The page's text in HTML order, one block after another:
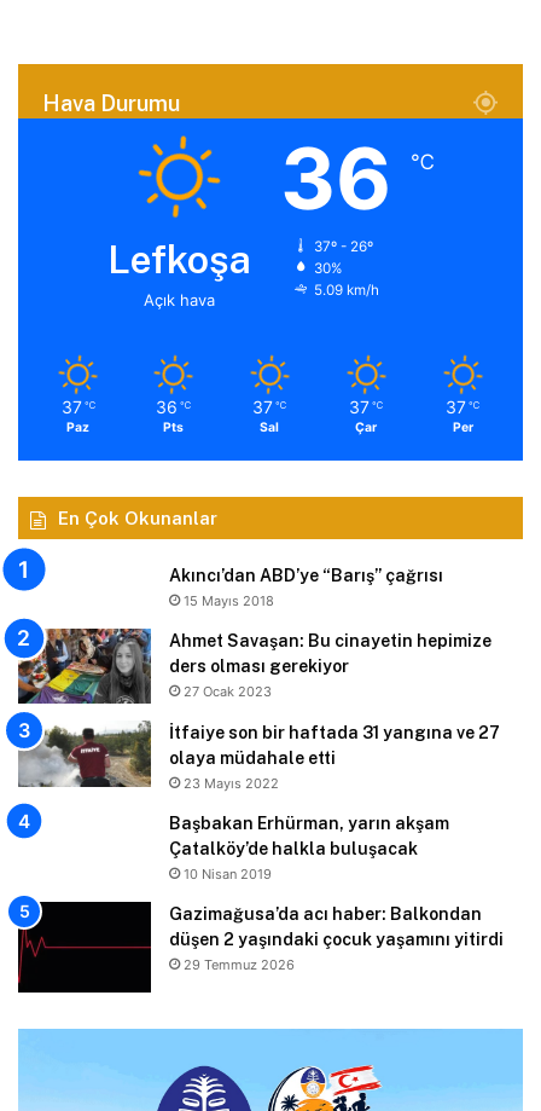
Hava Durumu
Lefkoşa
Açık hava
36 ℃
37º - 26º
30%
5.09 km/h
37 ℃
Paz
36 ℃
Pts
37 ℃
Sal
37 ℃
Çar
37 ℃
Per
En Çok Okunanlar
Akıncı’dan ABD’ye “Barış” çağrısı
15 Mayıs 2018
Ahmet Savaşan: Bu cinayetin hepimize
ders olması gerekiyor
27 Ocak 2023
İtfaiye son bir haftada 31 yangına ve 27
olaya müdahale etti
23 Mayıs 2022
Başbakan Erhürman, yarın akşam
Çatalköy’de halkla buluşacak
10 Nisan 2019
Gazimağusa’da acı haber: Balkondan
düşen 2 yaşındaki çocuk yaşamını yitirdi
29 Temmuz 2026